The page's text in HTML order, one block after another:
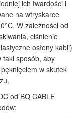
ich twardości i
na wtryskarce
W zależności od
ciśnienie
osłony kabli)
taki sposób, aby
w skutek
od BQ CABLE